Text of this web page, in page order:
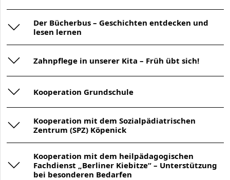
Der Bücherbus – Geschichten entdecken und
lesen lernen
Zahnpflege in unserer Kita – Früh übt sich!
Kooperation Grundschule
Kooperation mit dem Sozialpädiatrischen
Zentrum (SPZ) Köpenick
Kooperation mit dem heilpädagogischen
Fachdienst „Berliner Kiebitze“ – Unterstützung
bei besonderen Bedarfen